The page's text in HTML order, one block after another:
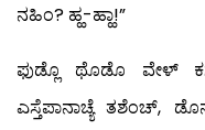
ನಹಿಂ? ಹ್ಹ-ಹ್ಹಾ!”
ಫುಡ್ಲೊ ಥೊಡೊ ವೇಳ್
ಎಸ್ತೆಪಾನಾಚ್ಯೆ ತಶೆಂಚ್,